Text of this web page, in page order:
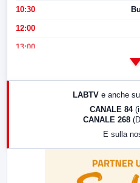
10:30
12:00
13:00
LABTV e anche
CANALE 84
CANALE 268
E sulla